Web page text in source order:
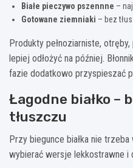
Białe pieczywo pszennne –
Gotowane ziemniaki – bez
Produkty pełnoziarniste,
lepiej odłożyć na później.
fazie dodatkowo przyspieszać
Łagodne białko –
tłuszczu
Przy biegunce białka nie
wybierać wersje lekkostrawne i